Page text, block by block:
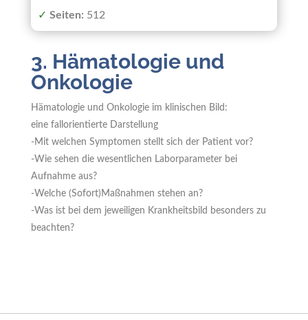
✓ Seiten: 512
3. Hämatologie und
Onkologie
Hämatologie und Onkologie im klinischen Bild:
eine fallorientierte Darstellung
-Mit welchen Symptomen stellt sich der Patient vor?
-Wie sehen die wesentlichen Laborparameter bei
Aufnahme aus?
-Welche (Sofort)Maßnahmen stehen an?
-Was ist bei dem jeweiligen Krankheitsbild besonders zu
beachten?